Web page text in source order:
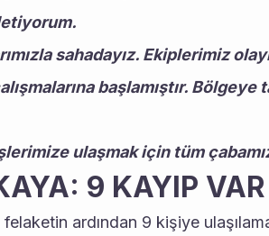
sahadayız. Ekiplerimiz
başlamıştır.
ulaşmak için tüm
9 KAYIP VAR
ardından 9 kişiye